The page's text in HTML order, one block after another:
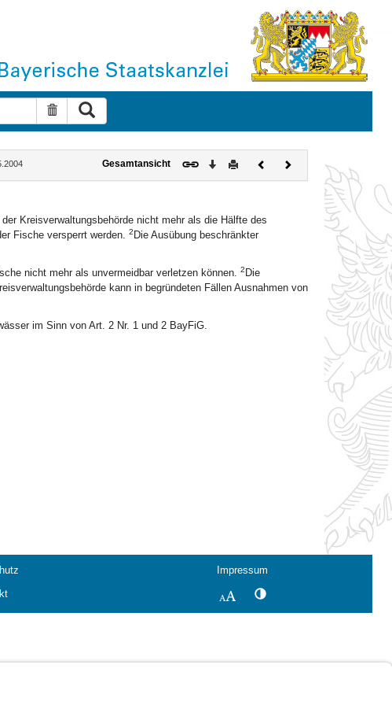
Suche zurücksetzen
Gesamtansicht Download
DruckenVorherigesNächstes
Dokument
Kreisverwaltungsbehörde nicht mehr als die Hälfte des
Fische versperrt werden. 2 Die Ausübung beschränkter
nicht mehr als unvermeidbar verletzen können. 2 Die
kann in begründeten Fällen Ausnahmen von
im Sinn von Art. 2 Nr. 1 und 2 BayFiG.
Impressum
SchriftgrößeKontrastwechsel